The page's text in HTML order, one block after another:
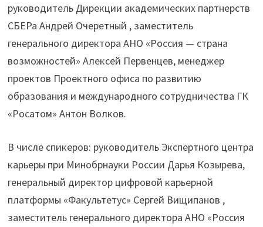
руководитель Дирекции академических партнерств
СБЕРа Андрей Очеретный , заместитель
генерального директора АНО «Россия — страна
возможностей» Алексей Первенцев, менеджер
проектов Проектного офиса по развитию
образования и международного сотрудничества ГК
«Росатом» Антон Волков.
В числе спикеров: руководитель Экспертного центра
карьеры при Минобрнауки России Дарья Козырева,
генеральный директор цифровой карьерной
платформы «Факультетус» Сергей Вищипанов ,
заместитель генерального директора АНО «Россия